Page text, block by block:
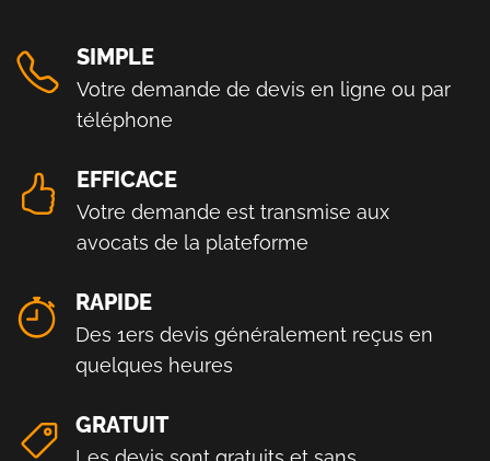
SIMPLE
Votre demande de devis en ligne ou par
téléphone
EFFICACE
Votre demande est transmise aux
avocats de la plateforme
RAPIDE
Des 1ers devis généralement reçus en
quelques heures
GRATUIT